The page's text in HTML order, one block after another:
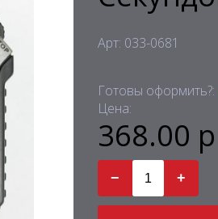
Арт: 033-0681
Готовы оформить?:
Цена:
368.00 р
− +